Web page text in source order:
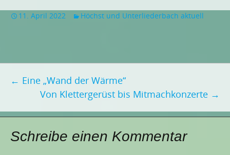
11. April 2022 Höchst und Unterliederbach aktuell
Beitragsnavigation
← Eine „Wand der Wärme“
Von Klettergerüst bis Mitmachkonzerte →
Schreibe einen Kommentar